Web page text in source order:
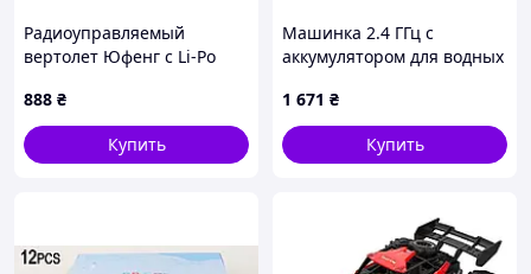
Радиоуправляемый
вертолет Юфенг с Li-Po
888 ₴
Купить
Машинка 2.4 ГГц с
аккумулятором для водных
1 671 ₴
Купить